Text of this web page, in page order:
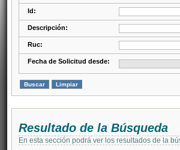
Id:
Descripción:
Ruc:
Fecha de Solicitud desde:
Resultado de la Búsqueda
En esta sección podrá ver los resultados de la